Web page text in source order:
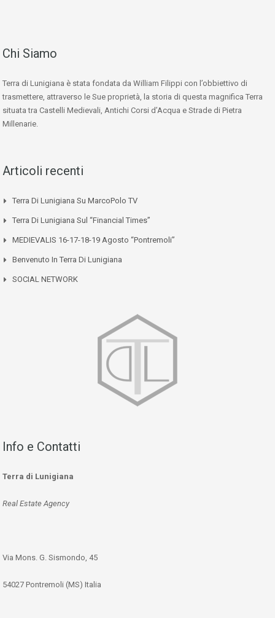
Chi Siamo
Terra di Lunigiana è stata fondata da William Filippi con l’obbiettivo di
trasmettere, attraverso le Sue proprietà, la storia di questa magnifica Terra
situata tra Castelli Medievali, Antichi Corsi d’Acqua e Strade di Pietra
Millenarie.
Articoli recenti
Terra Di Lunigiana Su MarcoPolo TV
Terra Di Lunigiana Sul “Financial Times”
MEDIEVALIS 16-17-18-19 Agosto “Pontremoli”
Benvenuto In Terra Di Lunigiana
SOCIAL NETWORK
Info e Contatti
Terra di Lunigiana
Real Estate Agency
Via Mons. G. Sismondo, 45
54027 Pontremoli (MS) Italia